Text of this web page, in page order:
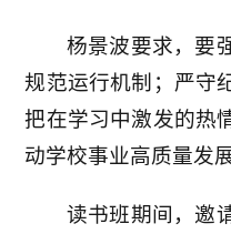
杨景波要求，要
规范运行机制；严守
把在学习中激发的热
动学校事业高质量发
读书班期间，邀